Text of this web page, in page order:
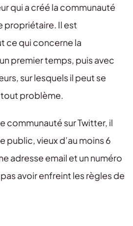
qui a créé la communauté
propriétaire. Il est
ce qui concerne la
premier temps, puis avec
sur lesquels il peut se
problème.
communauté sur Twitter, il
public, vieux d’au moins 6
adresse email et un numéro
avoir enfreint les règles de